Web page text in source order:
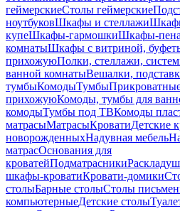
геймерскиеСтолы геймерские
ноутбуковШкафы и стеллажи
купеШкафы-гармошкиШкафы-
комнатыШкафы с витриной,
прихожуюПолки, стеллажи,
ванной комнатыВешалки,
тумбыКомодыТумбы
прихожуюКомоды, тумбы для
комодыТумбы под ТВКомоды
матрасыМатрасыКроватиДетские
новорожденныхНадувная мебель
матрасОснования для
кроватейПодматрасники
шкафы-кроватиКровати-домики
столыБарные столыСтолы
компьютерныеДетские столы